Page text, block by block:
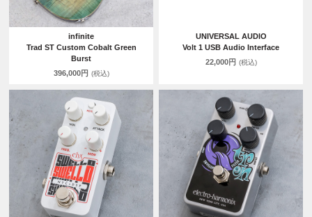
infinite
Trad ST Custom Cobalt Green
Burst
396,000円 (税込)
UNIVERSAL AUDIO
Volt 1 USB Audio Interface
22,000円 (税込)